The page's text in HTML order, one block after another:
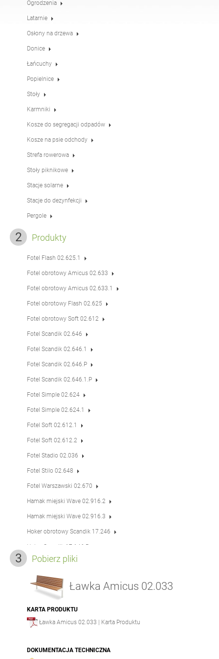
Stoły
Pergole
Osłony na drzewa
Łańcuchy
francuski
łotewski
rumuński
Ogrodzenia
Latarnie
Osłony na drzewa
Donice
Łańcuchy
Popielnice
Stoły
Karmniki
Kosze do segregacji odpadów
Kosze na psie odchody
Strefa rowerowa
Stoły piknikowe
Stacje solarne
Stacje do dezynfekcji
Pergole
Produkty
Fotel Flash 02.625.1
Fotel obrotowy Amicus 02.633
Fotel obrotowy Amicus 02.633.1
Fotel obrotowy Flash 02.625
Fotel obrotowy Soft 02.612
Fotel Scandik 02.646
Fotel Scandik 02.646.1
Fotel Scandik 02.646.P
Fotel Scandik 02.646.1.P
Fotel Simple 02.624
Fotel Simple 02.624.1
Fotel Soft 02.612.1
Fotel Soft 02.612.2
Fotel Stadio 02.036
Fotel Stilo 02.648
Fotel Warszawski 02.670
Hamak miejski Wave 02.916.2
Hamak miejski Wave 02.916.3
Hoker obrotowy Scandik 17.246
Hoker Scandik 17.146.P
Leżak Duo 02.052
Leżak obrotowy Flash 02.525.1
Leżak obrotowy Flash 02.525
Leżak Stilo 02.548
Leżak Stilo 02.548.1
Ławka Amicus 02.433
Pobierz pliki
Ławka Amicus 02.033
KARTA PRODUKTU
Ławka Amicus 02.033 | Karta Produktu
DOKUMENTACJA TECHNICZNA